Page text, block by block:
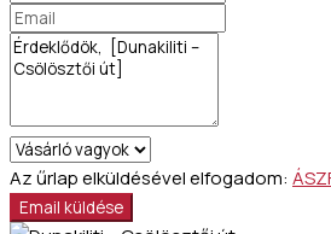
Az űrlap elküldésével elfogadom:
Email küldése